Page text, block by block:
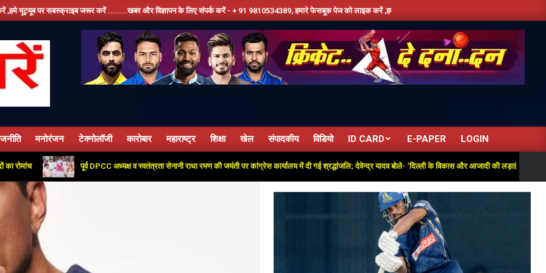
जरूर करें ........खबर और विज्ञापन के लिए संपर्क करें - + 91 9810534389, हमारे फेसबूक पेज को लाइक करें ,हमे यूट्यूब पर सबस्क्राइब जरूर करें,दिन भर की तमाम छोटी बड़ी खबरों के लिए
Primary
Navigation
मनोरंजन टेक्नोलॉजी कारोबार महाराष्ट्र शिक्षा खेल संपादकीय विडियो ID CARD E-PAPER LOGIN
पूर्व DPCC अध्यक्ष व स्वतंत्रता सेनानी राधा रमण की जयंती पर कांग्रेस कार्यालय में दी गई श्रद्धांजलि; देवेन्द्र यादव बोले- ‘दिल्ली के विकास और आजादी की लड़ाई में अतुलनीय योगदान’